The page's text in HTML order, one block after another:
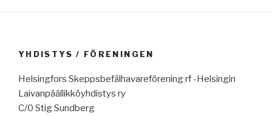
YHDISTYS / FÖRENINGEN
Helsingfors Skeppsbefälhavareförening rf -Helsingin
Laivanpäällikköyhdistys ry
C/0 Stig Sundberg